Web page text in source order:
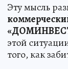
Эту мысль
этой
того, как